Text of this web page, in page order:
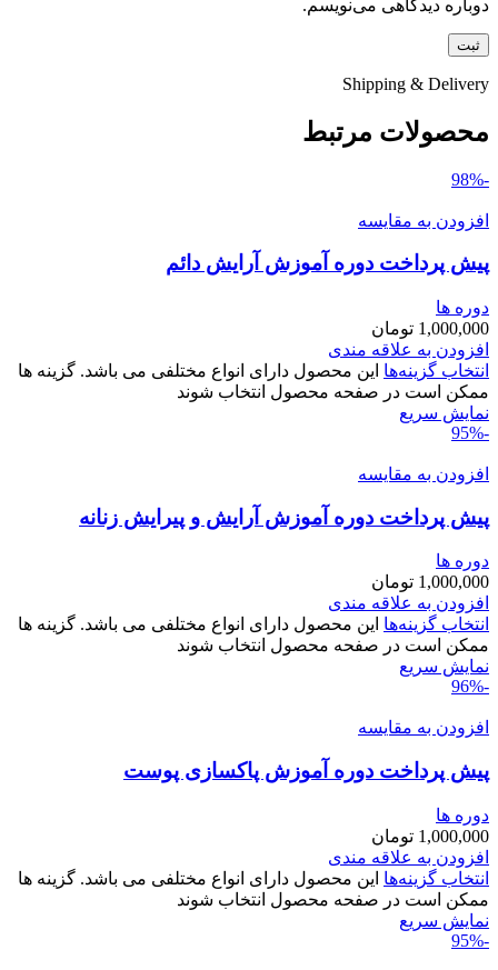
دوباره دیدگاهی می‌نویسم.
Shipping & Delivery
محصولات مرتبط
-98%
افزودن به مقایسه
پیش پرداخت دوره آموزش آرایش دائم
دوره ها
1,000,000 تومان
افزودن به علاقه مندی
انتخاب گزینه‌ها این محصول دارای انواع مختلفی می باشد. گزینه ها
ممکن است در صفحه محصول انتخاب شوند
نمایش سریع
-95%
افزودن به مقایسه
پیش پرداخت دوره آموزش آرایش و پیرایش زنانه
دوره ها
1,000,000 تومان
افزودن به علاقه مندی
انتخاب گزینه‌ها این محصول دارای انواع مختلفی می باشد. گزینه ها
ممکن است در صفحه محصول انتخاب شوند
نمایش سریع
-96%
افزودن به مقایسه
پیش پرداخت دوره آموزش پاکسازی پوست
دوره ها
1,000,000 تومان
افزودن به علاقه مندی
انتخاب گزینه‌ها این محصول دارای انواع مختلفی می باشد. گزینه ها
ممکن است در صفحه محصول انتخاب شوند
نمایش سریع
-95%